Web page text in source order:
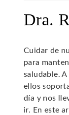
Dra.
Cuidar de
para
saludable.
ellos
día y nos
ir. En este